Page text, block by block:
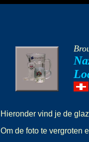
Hieronder vind je de
Om de foto te vergroten